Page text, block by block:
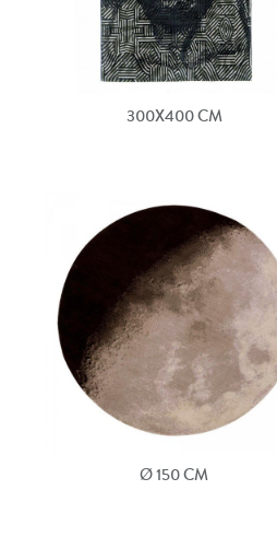
300X400 CM
Ø 150 CM